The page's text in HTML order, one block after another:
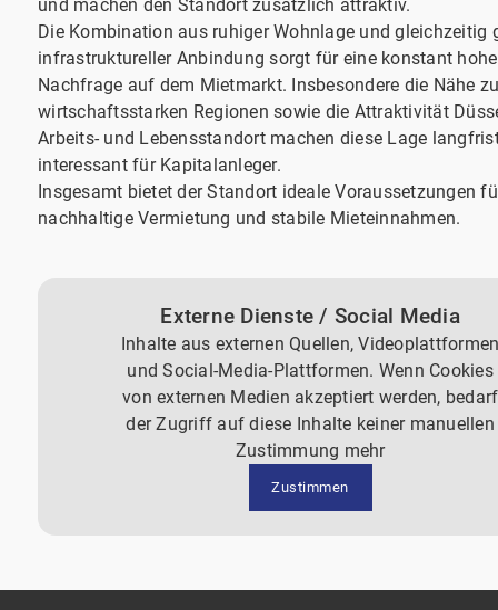
und machen den Standort zusätzlich attraktiv.
Die Kombination aus ruhiger Wohnlage und gleichzeitig
infrastruktureller Anbindung sorgt für eine konstant hohe
Nachfrage auf dem Mietmarkt. Insbesondere die Nähe
wirtschaftsstarken Regionen sowie die Attraktivität
Arbeits- und Lebensstandort machen diese Lage
interessant für Kapitalanleger.
Insgesamt bietet der Standort ideale Voraussetzungen
nachhaltige Vermietung und stabile Mieteinnahmen.
Externe Dienste / Social Media
Inhalte aus externen Quellen,
und Social-Media-Plattformen. Wenn Cookies
von externen Medien akzeptiert werden, bedarf
der Zugriff auf diese Inhalte keiner manuellen
Zustimmung mehr
Zustimmen